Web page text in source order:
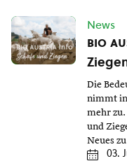
News
bio
Die
nimmt
mehr zu.
und
Neues
03.